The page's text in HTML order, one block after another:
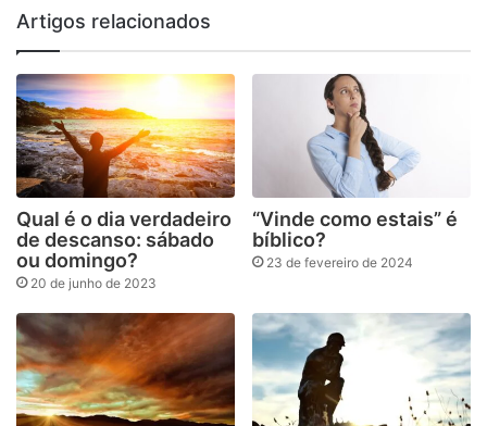
Artigos relacionados
Qual é o dia verdadeiro
de descanso: sábado
ou domingo?
20 de junho de 2023
“Vinde como estais” é
bíblico?
23 de fevereiro de 2024